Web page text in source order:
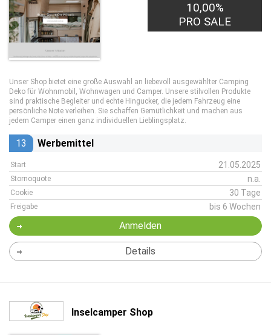
10,00%
PRO SALE
Unser Shop bietet eine große Auswahl an liebevoll ausgewählter Camping
Deko für Wohnmobil, Wohnwagen und Camper. Unsere stilvollen Produkte
sind praktische Begleiter und echte Hingucker, die jedem Fahrzeug eine
persönliche Note verleihen. Sie schaffen Gemütlichkeit und machen aus
jedem Camper einen ganz individuellen Lieblingsplatz.
13 Werbemittel
Start 21.05.2025
Stornoquote n.a.
Cookie 30 Tage
Freigabe bis 6 Wochen
Anmelden
Details
Inselcamper Shop